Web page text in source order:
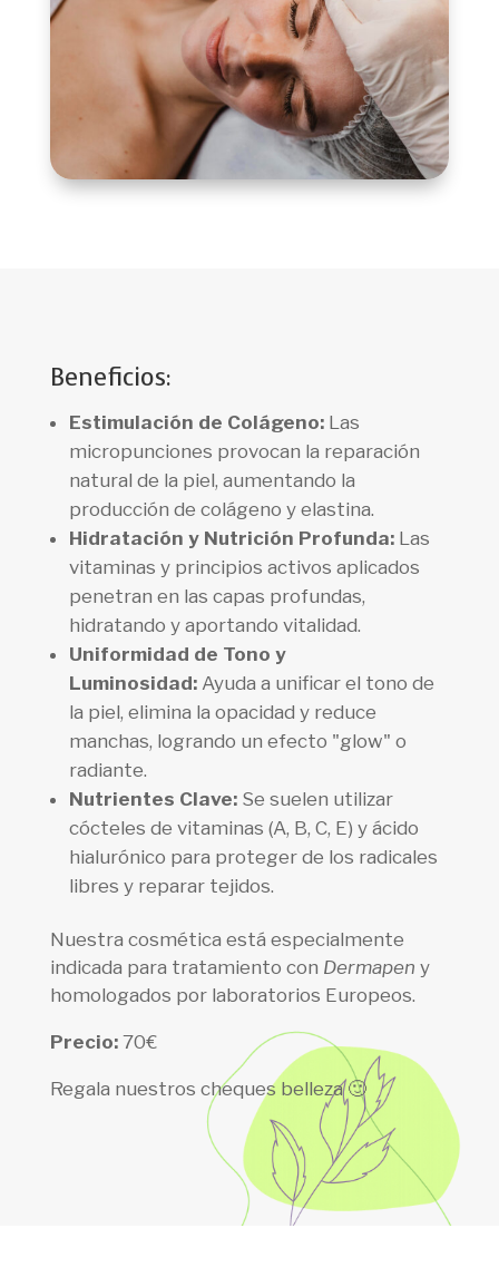
Beneficios:
Estimulación de Colágeno:Las
micropunciones provocan la reparación
natural de la piel, aumentando la
producción de colágeno y elastina.
Hidratación y Nutrición Profunda:Las
vitaminas y principios activos aplicados
penetran en las capas profundas,
hidratando y aportando vitalidad.
Uniformidad de Tono y
Luminosidad:Ayuda a unificar el tono de
la piel, elimina la opacidad y reduce
manchas, logrando un efecto "glow" o
radiante.
Nutrientes Clave:Se suelen utilizar
cócteles de vitaminas (A, B, C, E) y ácido
hialurónico para proteger de los radicales
libres y reparar tejidos.
Nuestra cosmética está especialmente
indicada para tratamiento con Dermapen y
homologados por laboratorios Europeos.
Precio:70€
Regala nuestros cheques belleza 🙂